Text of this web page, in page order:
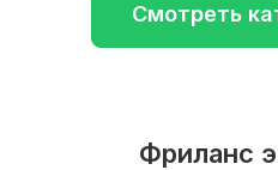
Смотреть
Фриланс